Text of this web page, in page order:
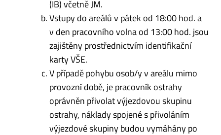
(IB) včetně JM.
Vstupy do areálů v pátek od 18:00 hod. a
v den pracovního volna od 13:00 hod. jsou
zajištěny prostřednictvím identifikační
karty VŠE.
V případě pohybu osob/y v areálu mimo
provozní době, je pracovník ostrahy
oprávněn přivolat výjezdovou skupinu
ostrahy, náklady spojené s přivoláním
výjezdové skupiny budou vymáhány po